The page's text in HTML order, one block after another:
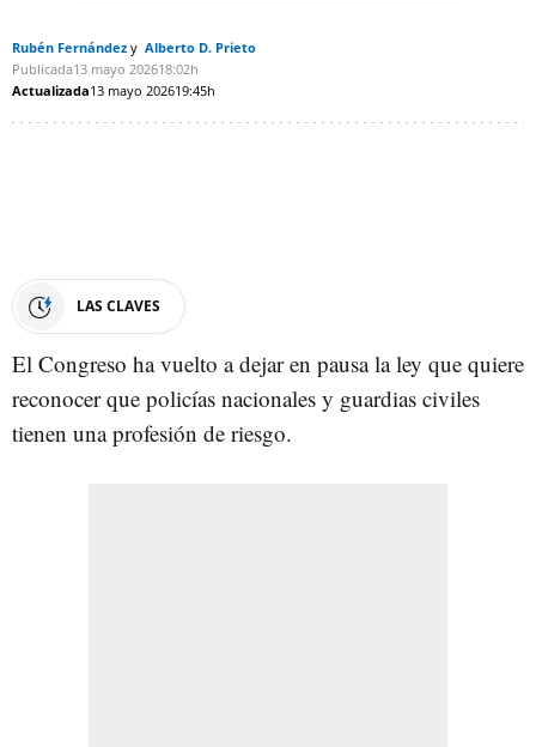
Rubén Fernández
Alberto D. Prieto
Publicada13 mayo 202618:02h
Actualizada13 mayo 202619:45h
LAS CLAVES
El Congreso ha vuelto a dejar en pausa la ley que quiere
reconocer que policías nacionales y guardias civiles
tienen una profesión de riesgo.